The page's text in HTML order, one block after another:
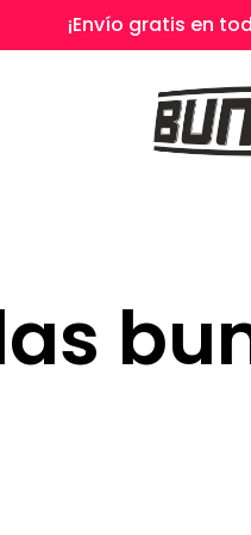
¡Envío gratis en